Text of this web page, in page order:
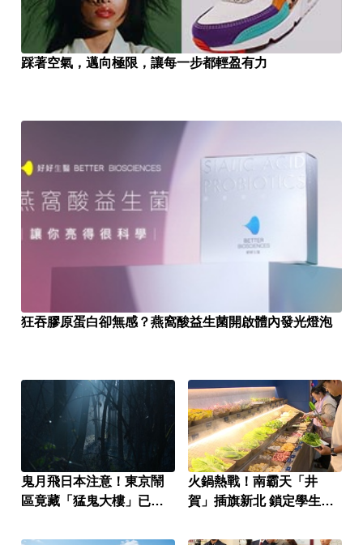
踩著空氣，邁向極限，讓每一步都輕盈有力
狂吞膠原蛋白卻無感？燕窩酸益生菌開啟體內發光燈泡
鬼月飛日本注意！東京鬧
區竟藏「猛鬼大樓」已奪
火鍋熱戰！南霸天「井
賀」插旗新北 鎖定學生族